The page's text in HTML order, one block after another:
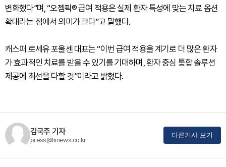
변화했다”며, “오젬픽® 급여 적용은 실제 환자 특성에 맞는 치료 옵션
확대라는 점에서 의미가 크다”고 말했다.
캐스퍼 로세유 포울센 대표는 “이번 급여 적용을 계기로 더 많은 환자
가 효과적인 치료를 받을 수 있기를 기대하며, 환자 중심 통합 솔루션
제공에 최선을 다할 것”이라고 밝혔다.
김국주 기자
press@hinews.co.kr
다른기사 보기